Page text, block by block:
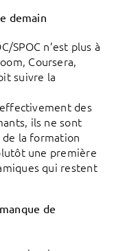
demain
SPOC n’est plus à
Coursera,
suivre la
des
ils ne sont
de la formation
une première
qui restent
de